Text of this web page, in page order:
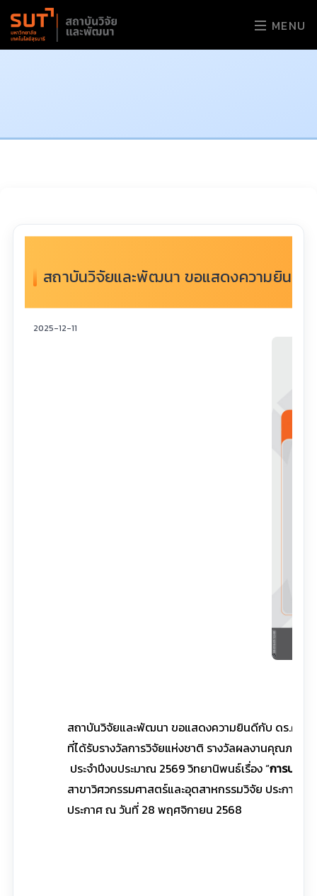
MENU
สถาบันวิจัยและพัฒนา ขอแสดงความยินดี
2025-12-11
สถาบันวิจัยและพัฒนา ขอแสดงความยินดีกับ ดร.คงศั
ที่ได้รับรางวัลการวิจัยแห่งชาติ รางวัลผลงานคุณภาพ
ประจำปีงบประมาณ 2569 วิทยานิพนธ์เรื่อง “การประยุ
สาขาวิศวกรรมศาสตร์และอุตสาหกรรมวิจัย ประกาศโ
ประกาศ ณ วันที่ 28 พฤศจิกายน 2568